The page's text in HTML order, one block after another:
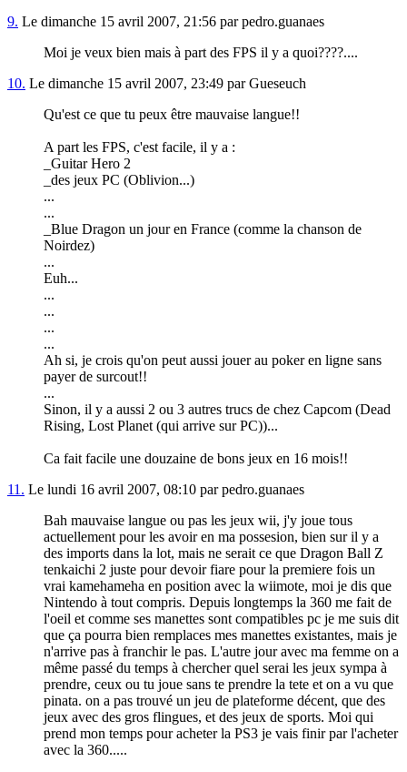
9. Le dimanche 15 avril 2007, 21:56 par pedro.guanaes
Moi je veux bien mais à part des FPS il y a quoi????....
10. Le dimanche 15 avril 2007, 23:49 par Gueseuch
Qu'est ce que tu peux être mauvaise langue!!
A part les FPS, c'est facile, il y a :
_Guitar Hero 2
_des jeux PC (Oblivion...)
...
...
_Blue Dragon un jour en France (comme la chanson de
Noirdez)
...
Euh...
...
...
...
...
Ah si, je crois qu'on peut aussi jouer au poker en ligne sans
payer de surcout!!
...
Sinon, il y a aussi 2 ou 3 autres trucs de chez Capcom (Dead
Rising, Lost Planet (qui arrive sur PC))...
Ca fait facile une douzaine de bons jeux en 16 mois!!
11. Le lundi 16 avril 2007, 08:10 par pedro.guanaes
Bah mauvaise langue ou pas les jeux wii, j'y joue tous
actuellement pour les avoir en ma possesion, bien sur il y a
des imports dans la lot, mais ne serait ce que Dragon Ball Z
tenkaichi 2 juste pour devoir fiare pour la premiere fois un
vrai kamehameha en position avec la wiimote, moi je dis que
Nintendo à tout compris. Depuis longtemps la 360 me fait de
l'oeil et comme ses manettes sont compatibles pc je me suis dit
que ça pourra bien remplaces mes manettes existantes, mais je
n'arrive pas à franchir le pas. L'autre jour avec ma femme on a
même passé du temps à chercher quel serai les jeux sympa à
prendre, ceux ou tu joue sans te prendre la tete et on a vu que
pinata. on a pas trouvé un jeu de plateforme décent, que des
jeux avec des gros flingues, et des jeux de sports. Moi qui
prend mon temps pour acheter la PS3 je vais finir par l'acheter
avec la 360.....